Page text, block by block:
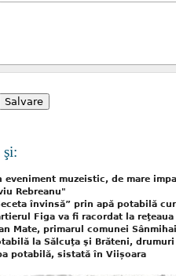
eveniment muzeistic, de mare
Rebreanu"
învinsă” prin apă potabilă
Figa va fi racordat la
Mate, primarul comunei
la Sălcuţa şi Brăteni,
potabilă, sistată în Viișoara